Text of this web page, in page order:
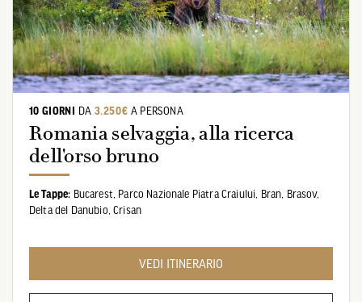
10 GIORNI DA 3.250€ A PERSONA
Romania selvaggia, alla ricerca
dell'orso bruno
Le Tappe: Bucarest, Parco Nazionale Piatra Craiului, Bran,
Brasov,
Delta del Danubio, Crisan
VEDI ITINERARIO